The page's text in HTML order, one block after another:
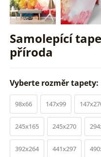
Samolepící
příroda
Vyberte rozměr tapety:
98x66 147x99
245x165 245x270
392x264 441x297